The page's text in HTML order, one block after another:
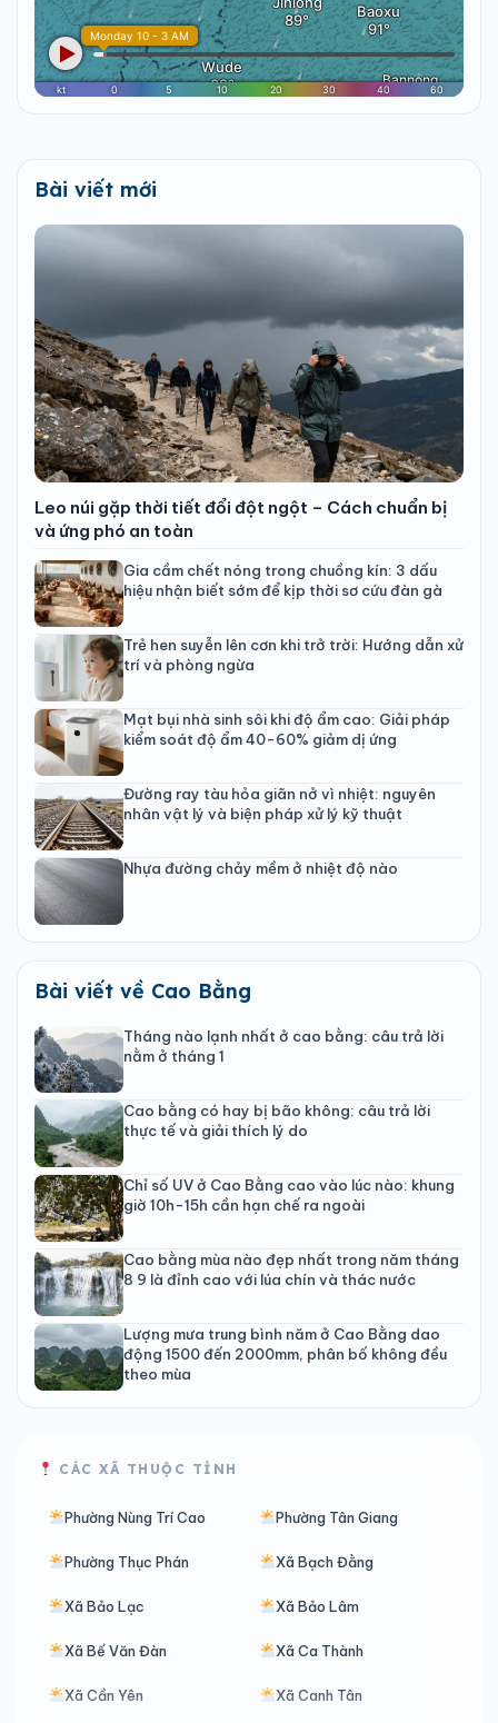
Bài viết mới
Leo núi gặp thời tiết đổi đột ngột – Cách chuẩn bị
và ứng phó an toàn
Gia cầm chết nóng trong chuồng kín: 3 dấu
hiệu nhận biết sớm để kịp thời sơ cứu đàn gà
Trẻ hen suyễn lên cơn khi trở trời: Hướng dẫn xử
trí và phòng ngừa
Mạt bụi nhà sinh sôi khi độ ẩm cao: Giải pháp
kiểm soát độ ẩm 40-60% giảm dị ứng
Đường ray tàu hỏa giãn nở vì nhiệt: nguyên
nhân vật lý và biện pháp xử lý kỹ thuật
Nhựa đường chảy mềm ở nhiệt độ nào
Bài viết về Cao Bằng
Tháng nào lạnh nhất ở cao bằng: câu trả lời
nằm ở tháng 1
Cao bằng có hay bị bão không: câu trả lời
thực tế và giải thích lý do
Chỉ số UV ở Cao Bằng cao vào lúc nào: khung
giờ 10h-15h cần hạn chế ra ngoài
Cao bằng mùa nào đẹp nhất trong năm tháng
8 9 là đỉnh cao với lúa chín và thác nước
Lượng mưa trung bình năm ở Cao Bằng dao
động 1500 đến 2000mm, phân bố không đều
theo mùa
CÁC XÃ THUỘC TỈNH
Phường Nùng Trí Cao Phường Tân Giang
Phường Thục Phán Xã Bạch Đằng
Xã Bảo Lạc Xã Bảo Lâm
Xã Bế Văn Đàn Xã Ca Thành
Xã Cần Yên Xã Canh Tân